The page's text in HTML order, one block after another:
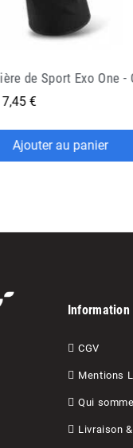
Ajouter au panier
Information
CGV
Mentions
Qui
Livraison